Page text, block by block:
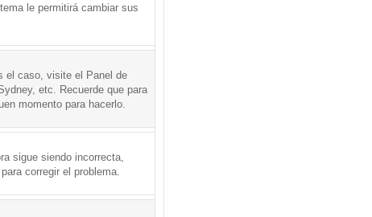
le permitirá cambiar sus
el caso, visite el Panel de
etc. Recuerde que para
momento para hacerlo.
sigue siendo incorrecta,
corregir el problema.